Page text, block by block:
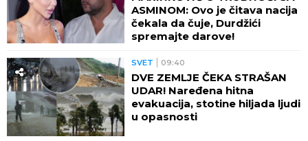
ASMINOM: Ovo je čitava nacija
čekala da čuje, Durdžići
spremajte darove!
SVET 09:40
DVE ZEMLJE ČEKA STRAŠAN
UDAR! Naređena hitna
evakuacija, stotine hiljada ljudi
u opasnosti